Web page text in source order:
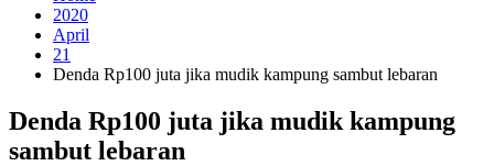
2020
April
21
Denda Rp100 juta jika mudik kampung sambut lebaran
Denda Rp100 juta jika mudik kampung
sambut lebaran